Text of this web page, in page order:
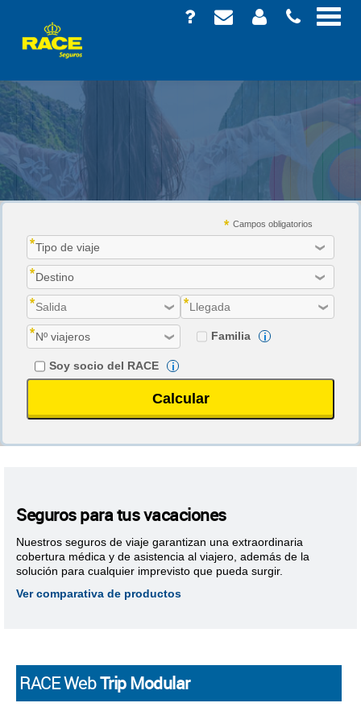
Seguros de viaje
Campos obligatorios
Familia i
Soy socio del RACE i
Seguros para tus vacaciones
Nuestros seguros de viaje garantizan una extraordinaria
cobertura médica y de asistencia al viajero, además de la
solución para cualquier imprevisto que pueda surgir.
Ver comparativa de productos
RACE WebTrip Modular